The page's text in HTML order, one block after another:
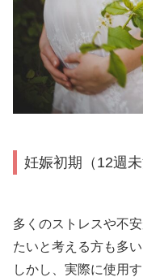
妊娠初期（12週未
多くのストレスや不
たいと考える方も多い
しかし、実際に使用